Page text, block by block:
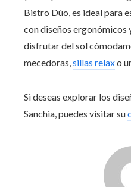
Bistro Dúo, es ideal para
con diseños ergonómicos
disfrutar del sol
mecedoras,sillas relaxo
Si deseas explorar los
Sanchia, puedes visitar su